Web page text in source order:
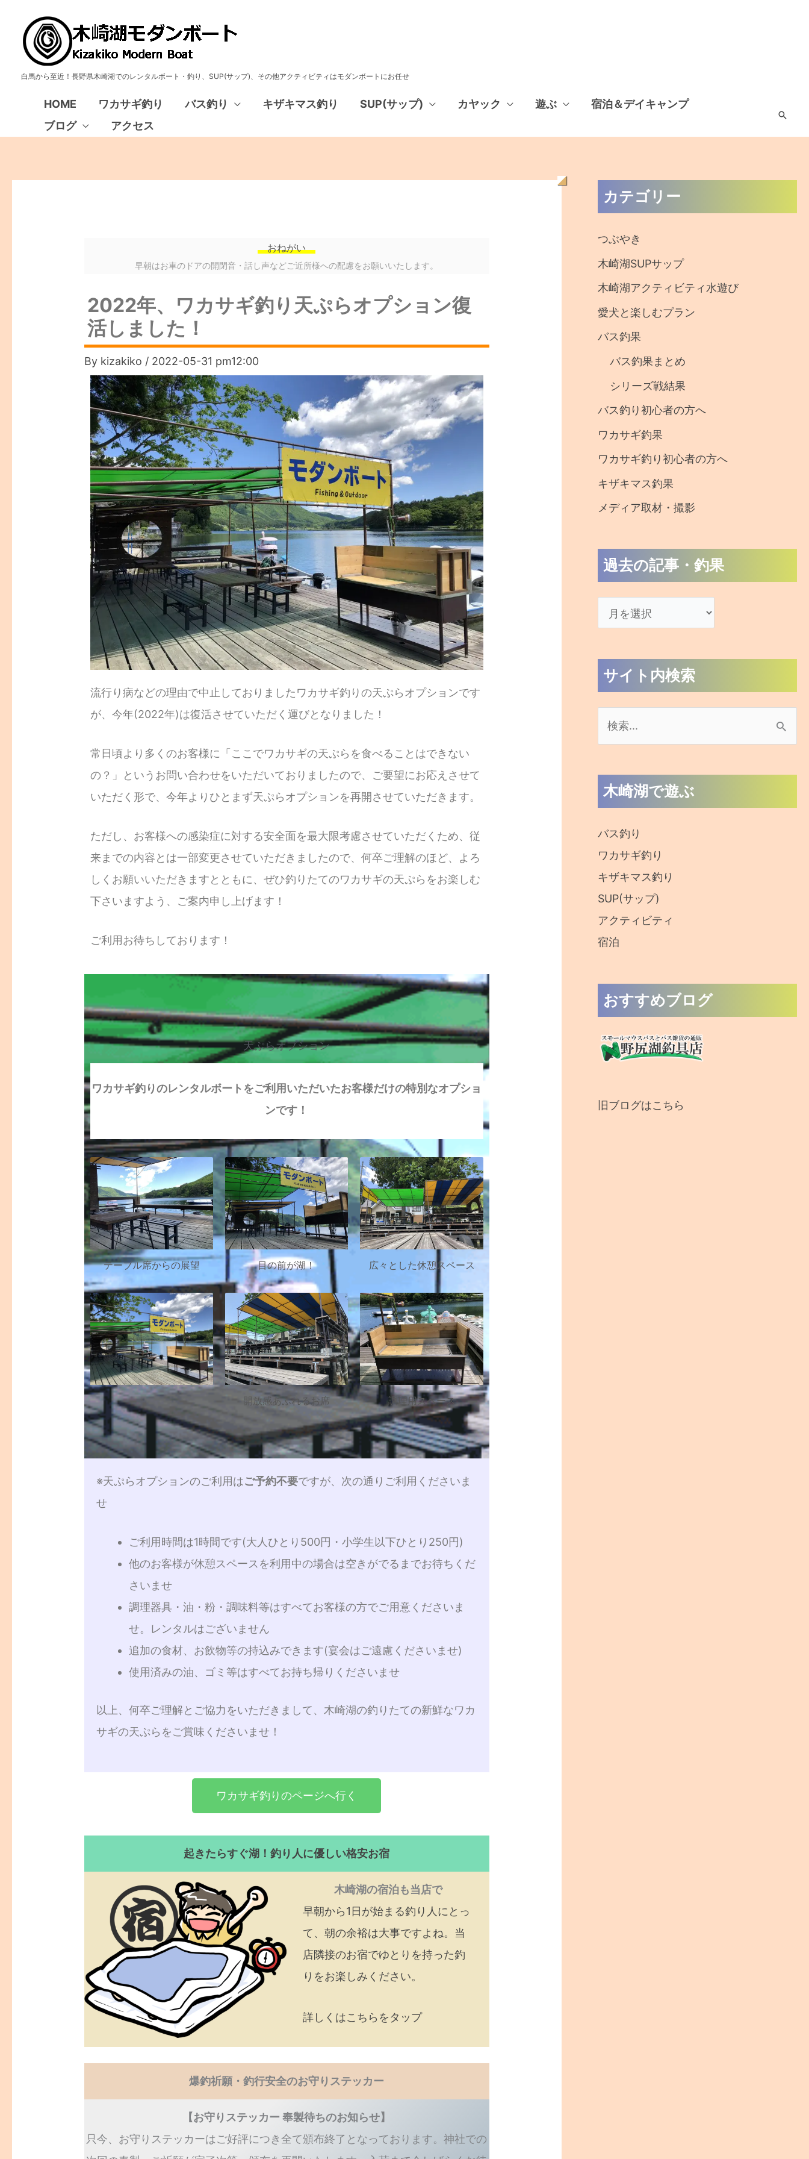
白馬から至近！長野県木崎湖でのレンタルボート・釣り、SUP(サップ)、その他アクティビティはモダンボートにお任せ
HOME ワカサギ釣り バス釣り キザキマス釣り SUP(サップ) カヤック 遊ぶ
宿泊＆デイキャンプ
ブログ
アクセス
検
おねがい
早朝はお車のドアの開閉音・話し声などご近所様への配慮をお願いいたします。
2022年、ワカサギ釣り天ぷらオプション復
活しました！
By kizakiko / 2022-05-31 pm12:00
流行り病などの理由で中止しておりましたワカサギ釣りの天ぷらオプションです
が、今年(2022年)は復活させていただく運びとなりました！
常日頃より多くのお客様に「ここでワカサギの天ぷらを食べることはできない
の？」というお問い合わせをいただいておりましたので、ご要望にお応えさせて
いただく形で、今年よりひとまず天ぷらオプションを再開させていただきます。
ただし、お客様への感染症に対する安全面を最大限考慮させていただくため、従
来までの内容とは一部変更させていただきましたので、何卒ご理解のほど、よろ
しくお願いいただきますとともに、ぜひ釣りたてのワカサギの天ぷらをお楽しむ
下さいますよう、ご案内申し上げます！
ご利用お待ちしております！
天ぷらオプション
ワカサギ釣りのレンタルボートをご利用いただいたお客様だけの特別なオプショ
ンです！
テーブル席からの展望 目の前が湖！ 広々とした休憩スペース
開放感あふれるお席 調理用スペース
※天ぷらオプションのご利用はご予約不要ですが、次の通りご利用くださいま
せ
ご利用時間は1時間です(大人ひとり500円・小学生以下ひとり250円)
他のお客様が休憩スペースを利用中の場合は空きがでるまでお待ちくだ
さいませ
調理器具・油・粉・調味料等はすべてお客様の方でご用意くださいま
せ。レンタルはございません
追加の食材、お飲物等の持込みできます(宴会はご遠慮くださいませ)
使用済みの油、ゴミ等はすべてお持ち帰りくださいませ
以上、何卒ご理解とご協力をいただきまして、木崎湖の釣りたての新鮮なワカ
サギの天ぷらをご賞味くださいませ！
ワカサギ釣りのページへ行く
起きたらすぐ湖！釣り人に優しい格安お宿
木崎湖の宿泊も当店で
早朝から1日が始まる釣り人にとっ
て、朝の余裕は大事ですよね。当
店隣接のお宿でゆとりを持った釣
りをお楽しみください。
詳しくはこちらをタップ
爆釣祈願・釣行安全のお守りステッカー
【お守りステッカー 奉製待ちのお知らせ】
只今、お守りステッカーはご好評につき全て頒布終了となっております。神社での
カテゴリー
つぶやき
木崎湖SUPサップ
木崎湖アクティビティ水遊び
愛犬と楽しむプラン
バス釣果
バス釣果まとめ
シリーズ戦結果
バス釣り初心者の方へ
ワカサギ釣果
ワカサギ釣り初心者の方へ
キザキマス釣果
メディア取材・撮影
過去の記事・釣果
去
の
釣
果
サイト内検索
検
対
象
木崎湖で遊ぶ
バス釣り
ワカサギ釣り
キザキマス釣り
SUP(サップ)
アクティビティ
宿泊
おすすめブログ
旧ブログはこちら